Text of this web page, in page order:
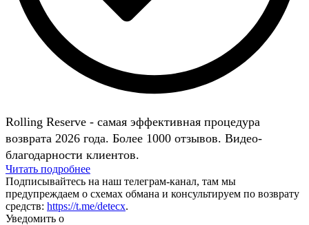
Rolling Reserve - самая эффективная процедура
возврата 2026 года. Более 1000 отзывов. Видео-
благодарности клиентов.
Читать подробнее
Подписывайтесь на наш телеграм-канал, там мы
предупреждаем о схемах обмана и консультируем по возврату
средств: https://t.me/detecx.
Уведомить о